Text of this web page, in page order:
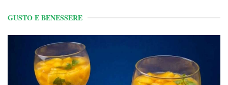
GUSTO E BENESSERE